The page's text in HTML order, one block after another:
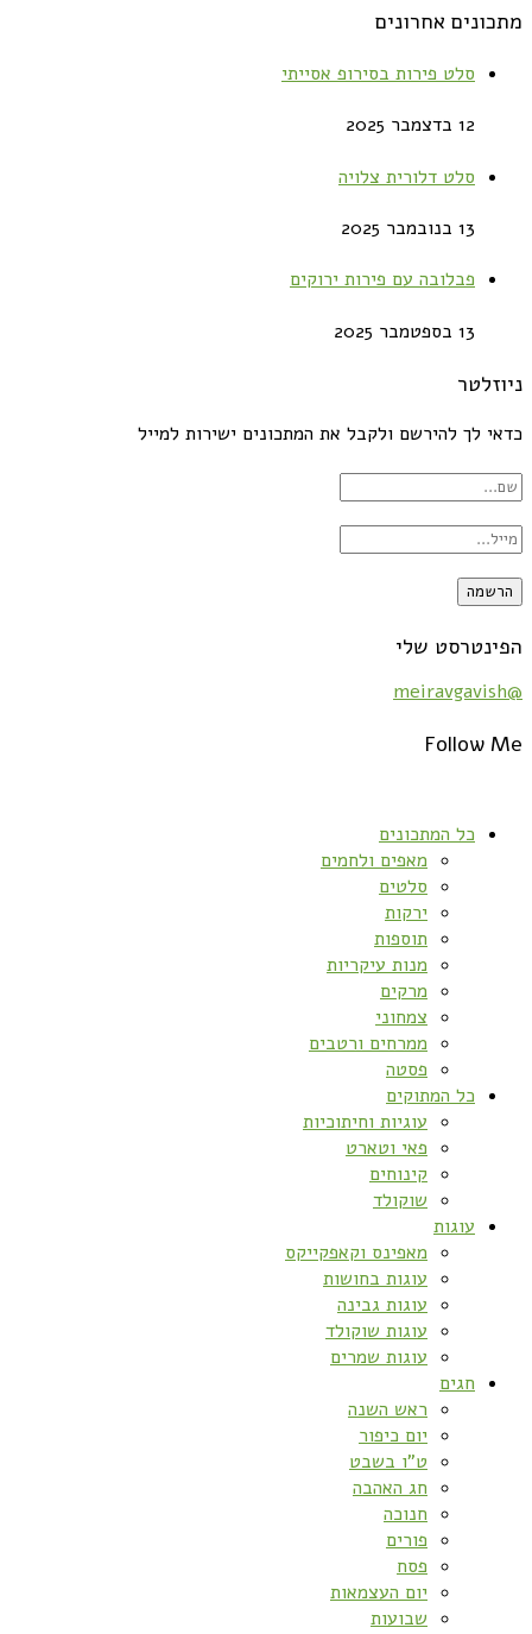
מתכונים אחרונים
סלט פירות בסירופ אסייתי
12 בדצמבר 2025
סלט דלורית צלויה
13 בנובמבר 2025
פבלובה עם פירות ירוקים
13 בספטמבר 2025
ניוזלטר
כדאי לך להירשם ולקבל את המתכונים ישירות למייל
הפינטרסט שלי
@meiravgavish
Follow Me
כל המתכונים
מאפים ולחמים
סלטים
ירקות
תוספות
מנות עיקריות
מרקים
צמחוני
ממרחים ורטבים
פסטה
כל המתוקים
עוגיות וחיתוכיות
פאי וטארט
קינוחים
שוקולד
עוגות
מאפינס וקאפקייקס
עוגות בחושות
עוגות גבינה
עוגות שוקולד
עוגות שמרים
חגים
ראש השנה
יום כיפור
ט”ו בשבט
חג האהבה
חנוכה
פורים
פסח
יום העצמאות
שבועות